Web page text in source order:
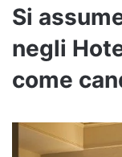
Si
negli
come